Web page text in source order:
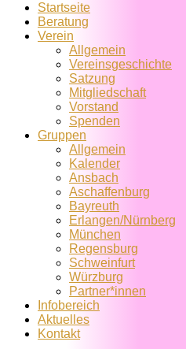
Startseite
Beratung
Verein
Allgemein
Vereins­geschichte
Satzung
Mitglied­schaft
Vorstand
Spenden
Gruppen
Allgemein
Kalender
Ansbach
Aschaffenburg
Bayreuth
Erlangen/Nürnberg
München
Regensburg
Schweinfurt
Würzburg
Partner*innen
Infobereich
Aktuelles
Kontakt